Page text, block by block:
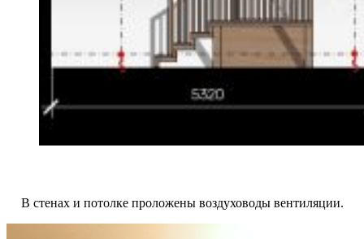
В стенах и потолке проложены воздуховоды вентиляции.